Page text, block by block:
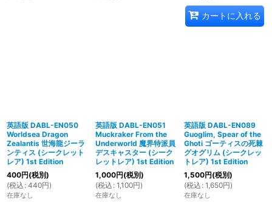
カートに入れる
英語版 DABL-EN050
Worldsea Dragon
Zealantis 世海龍ジーラ
ンティス (シークレット
レア) 1st Edition
400円(税別)
(税込 : 440円)
在庫なし
英語版 DABL-EN051
Muckraker From the
Underworld 魔界特派員
デスキャスター (シーク
レットレア) 1st Edition
1,000円(税別)
(税込 : 1,100円)
在庫なし
英語版 DABL-EN089
Guoglim, Spear of the
Ghoti ゴーティスの死棘
グオグリム (シークレッ
トレア) 1st Edition
1,500円(税別)
(税込 : 1,650円)
在庫なし